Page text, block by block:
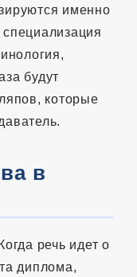
именно
будут
которые
в
речь идет о
диплома,